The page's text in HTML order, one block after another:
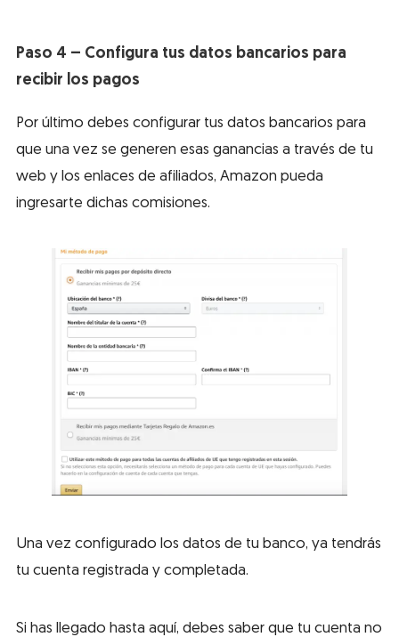
Paso 4 – Configura tus datos bancarios para
recibir los pagos
Por último debes configurar tus datos bancarios para
que una vez se generen esas ganancias a través de tu
web y los enlaces de afiliados, Amazon pueda
ingresarte dichas comisiones.
Una vez configurado los datos de tu banco, ya tendrás
tu cuenta registrada y completada.
Si has llegado hasta aquí, debes saber que tu cuenta no